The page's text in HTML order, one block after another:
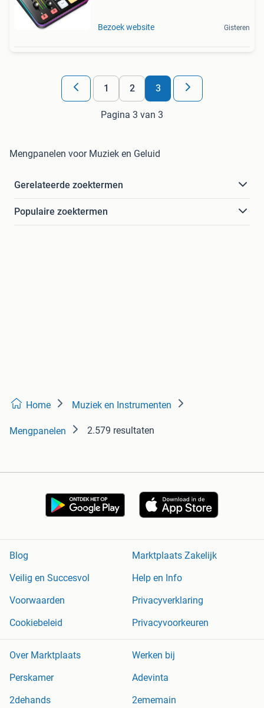
Bezoek website Gisteren
1 2 3
Pagina 3 van 3
Mengpanelen voor Muziek en Geluid
Gerelateerde zoektermen
Populaire zoektermen
Home Muziek en Instrumenten
Mengpanelen 2.579 resultaten
Blog
Marktplaats Zakelijk
Veilig en Succesvol
Help en Info
Voorwaarden
Privacyverklaring
Cookiebeleid
Privacyvoorkeuren
Over Marktplaats
Werken bij
Perskamer
Adevinta
2dehands
2ememain